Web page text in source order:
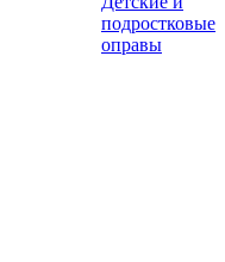
подростковые
оправы